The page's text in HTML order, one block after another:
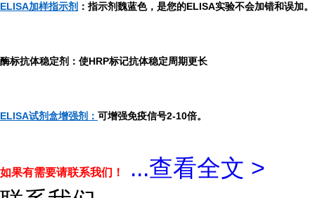
ELISA加样指示剂 ：指示剂魏蓝色，是您的ELISA实验不会加错和误加。
酶标抗体稳定剂：使HRP标记抗体稳定周期更长
ELISA试剂盒增强剂： 可增强免疫信号2-10倍。
如果有需要请联系我们！ ...查看全文 >